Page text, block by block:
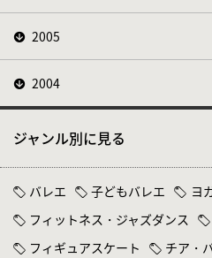
2005
2004
ジャンル別に見る
バレエ 子どもバレエ
ヨ
フィットネス・ジャズダンス
フィギュアスケート
チア・